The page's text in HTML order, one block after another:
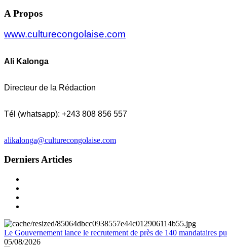
A Propos
www.culturecongolaise.com
Ali Kalonga
Directeur de la Rédaction
Tél (whatsapp): +243 808 856 557
alikalonga@culturecongolaise.com
Derniers Articles
Le Gouvernement lance le recrutement de près de 140 mandataires
05/08/2026